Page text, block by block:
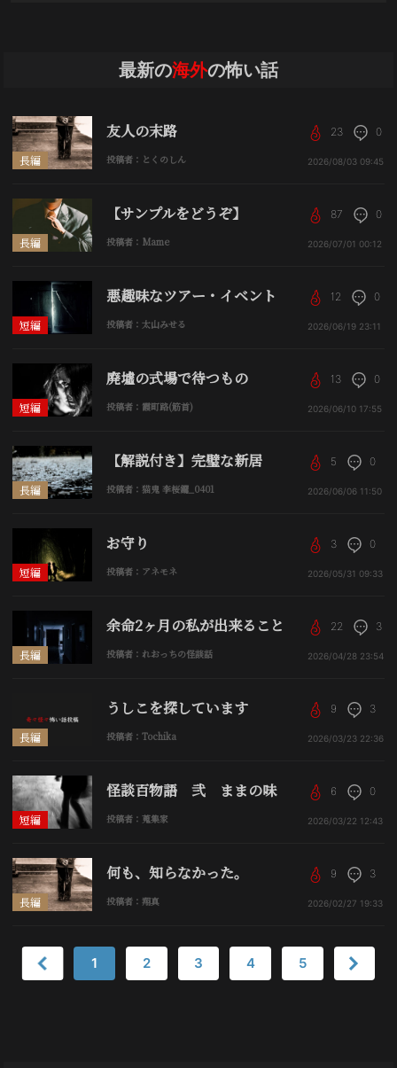
最新の海外の怖い話
長編
友人の末路
投稿者：とくのしん
23 0
2026/08/03 09:45
長編
【サンプルをどうぞ】
投稿者：Mame
87 0
2026/07/01 00:12
短編
悪趣味なツアー・イベント
投稿者：太山みせる
12 0
2026/06/19 23:11
短編
廃墟の式場で待つもの
投稿者：霞町路(筋首)
13 0
2026/06/10 17:55
長編
【解説付き】完璧な新居
投稿者：猫鬼 李桜鑼_0401
5 0
2026/06/06 11:50
短編
お守り
投稿者：アネモネ
3 0
2026/05/31 09:33
長編
余命2ヶ月の私が出来ること
投稿者：れおっちの怪談話
22 3
2026/04/28 23:54
長編
うしこを探しています
投稿者：Tochika
9 3
2026/03/23 22:36
短編
怪談百物語 弐 ままの味
投稿者：蒐集家
6 0
2026/03/22 12:43
長編
何も、知らなかった。
投稿者：翔真
9 3
2026/02/27 19:33
1 2 3 4 5